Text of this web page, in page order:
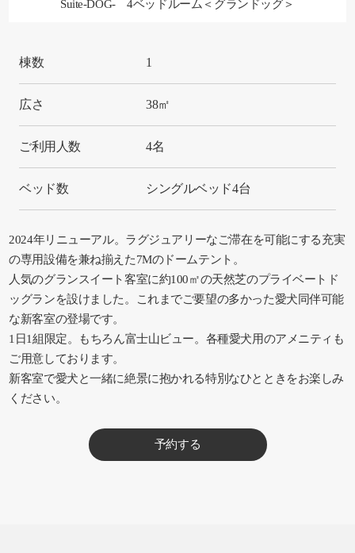
Suite-DOG- 4ベッドルーム＜グランドッグ＞
棟数 1
広さ 38㎡
ご利用人数 4名
ベッド数 シングルベッド4台
2024年リニューアル。ラグジュアリーなご滞在を可能にする充実
の専用設備を兼ね揃えた7Mのドームテント。
人気のグランスイート客室に約100㎡の天然芝のプライベートド
ッグランを設けました。これまでご要望の多かった愛犬同伴可能
な新客室の登場です。
1日1組限定。もちろん富士山ビュー。各種愛犬用のアメニティも
ご用意しております。
新客室で愛犬と一緒に絶景に抱かれる特別なひとときをお楽しみ
ください。
予約する